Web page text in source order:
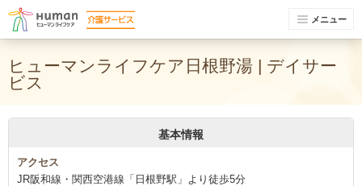
メニュー
ヒューマンライフケア日根野湯 | デイサー
ビス
基本情報
アクセス
JR阪和線・関西空港線「日根野駅」より徒歩5分